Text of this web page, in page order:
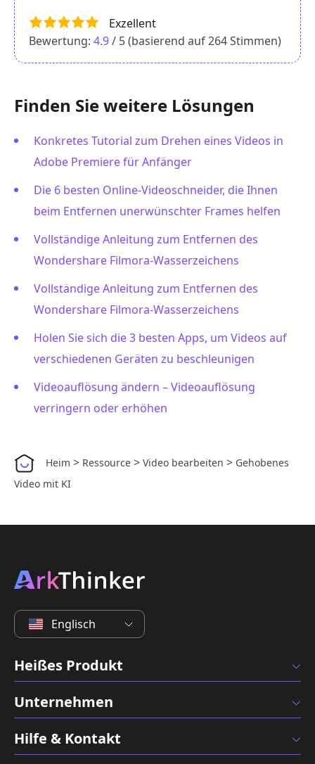
Exzellent
Bewertung: 4.9/ 5 (basierend auf264Stimmen)
Finden Sie weitere Lösungen
Konkretes Tutorial zum Drehen eines Videos in
Adobe Premiere für Anfänger
Die 6 besten Online-Videoschneider, die Ihnen
beim Entfernen unerwünschter Frames helfen
Vollständige Anleitung zum Entfernen des
Wondershare Filmora-Wasserzeichens
Vollständige Anleitung zum Entfernen des
Wondershare Filmora-Wasserzeichens
Holen Sie sich die 3 besten Apps, um Videos auf
verschiedenen Geräten zu beschleunigen
Videoauflösung ändern – Videoauflösung
verringern oder erhöhen
Heim > Ressource > Video bearbeiten > Gehobenes
Video mit KI
Englisch
Heißes Produkt
Unternehmen
Hilfe & Kontakt